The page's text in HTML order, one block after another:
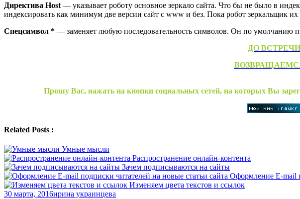
Директива Host — указывает роботу основное зеркало сайта. Что бы не было в
индексировать как минимум две версии сайт с www и без. Пока робот зеркальщик их
Спецсимвол * — заменяет любую последовательность символов. Он по умолчанию
ДО
Прошу Вас, нажать на кнопки социальных сетей, на которых Вы
Related Posts :
Умные мысли
Распространение онлайн-контента
Зачем подписываются на сайты
Оформление E-mail
Изменяем цвета текстов и ссылок
30 марта, 2016ирина украинцева